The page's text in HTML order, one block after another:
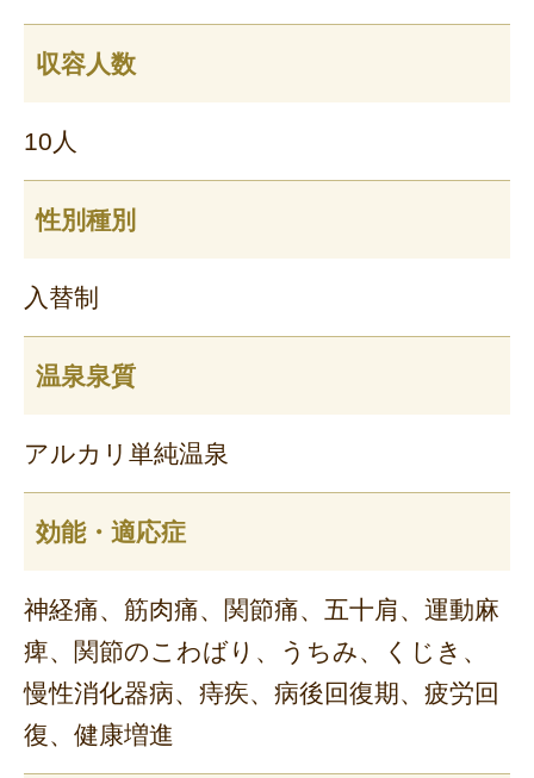
収容人数
10人
性別種別
入替制
温泉泉質
アルカリ単純温泉
効能・適応症
神経痛、筋肉痛、関節痛、五十肩、運動麻
痺、関節のこわばり、うちみ、くじき、
慢性消化器病、痔疾、病後回復期、疲労回
復、健康増進